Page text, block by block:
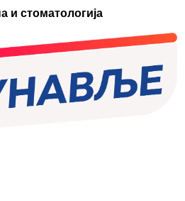
и стоматологија